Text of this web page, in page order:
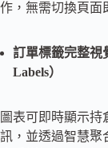
作，無需切換頁面
訂單標籤完整視
Labels）
圖表可即時顯示
訊，並透過智慧聚